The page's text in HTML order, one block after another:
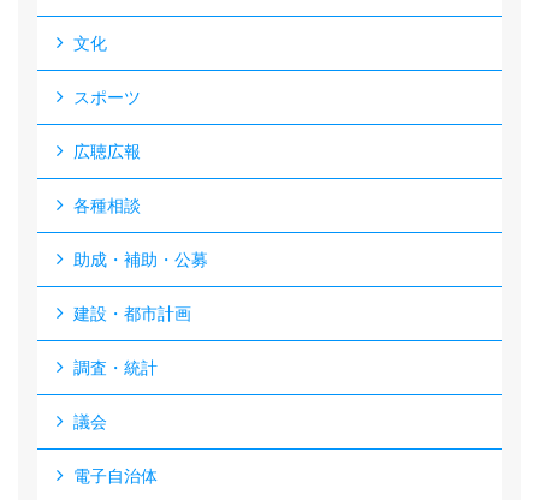
文化
スポーツ
広聴広報
各種相談
助成・補助・公募
建設・都市計画
調査・統計
議会
電子自治体